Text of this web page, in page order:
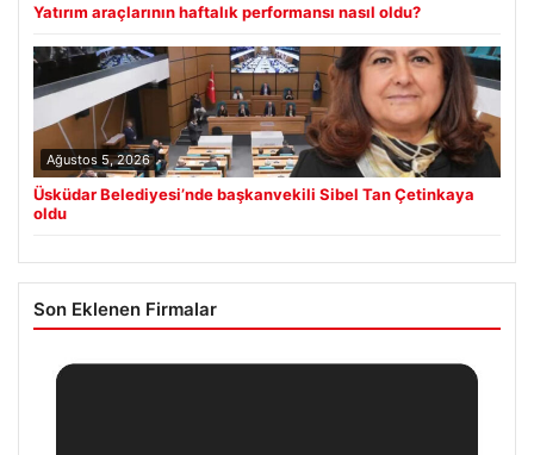
Yatırım araçlarının haftalık performansı nasıl oldu?
Ağustos 5, 2026
Üsküdar Belediyesi’nde başkanvekili Sibel Tan Çetinkaya
oldu
Son Eklenen Firmalar